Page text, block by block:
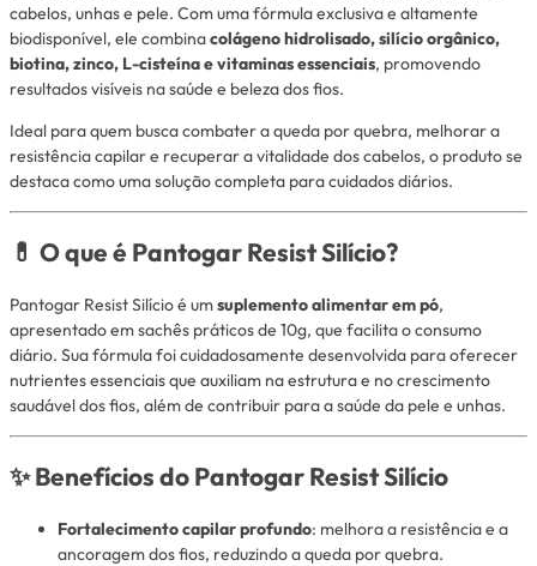
cabelos, unhas e pele. Com uma fórmula exclusiva e altamente
biodisponível, ele combinacolágeno hidrolisado, silício orgânico,
biotina, zinco, L-cisteína e vitaminas essenciais, promovendo
resultados visíveis na saúde e beleza dos fios.
Ideal para quem busca combater a queda por quebra, melhorar a
resistência capilar e recuperar a vitalidade dos cabelos, o produto se
destaca como uma solução completa para cuidados diários.
💊 O que é Pantogar Resist Silício?
Pantogar Resist Silício é umsuplemento alimentar em pó,
apresentado em sachês práticos de 10g, que facilita o consumo
diário. Sua fórmula foi cuidadosamente desenvolvida para oferecer
nutrientes essenciais que auxiliam na estrutura e no crescimento
saudável dos fios, além de contribuir para a saúde da pele e unhas.
✨ Benefícios do Pantogar Resist Silício
Fortalecimento capilar profundo: melhora a resistência e a
ancoragem dos fios, reduzindo a queda por quebra.